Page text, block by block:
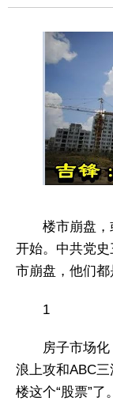
楼市崩盘
开始。中共党
市崩盘，他们都
1
房子市场
浪上攻和ABC
楼这个“股票”了。